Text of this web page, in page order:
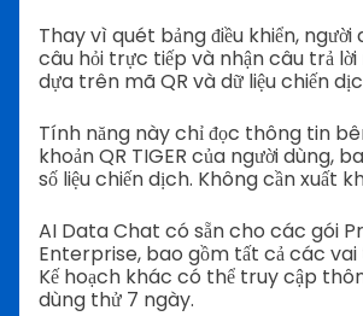
Thay vì quét bảng điều khiển, người
câu hỏi trực tiếp và nhận câu trả
dựa trên mã QR và dữ liệu chiến
Tính năng này chỉ đọc thông tin
khoản QR TIGER của người dùng,
số liệu chiến dịch. Không cần xuất
AI Data Chat có sẵn cho các gói
Enterprise, bao gồm tất cả các vai
Kế hoạch khác có thể truy cập
dùng thử 7 ngày.